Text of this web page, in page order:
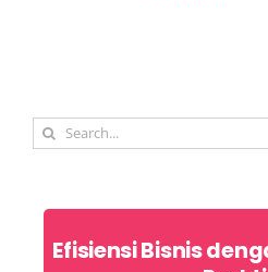
Search
Efisiensi Bisnis